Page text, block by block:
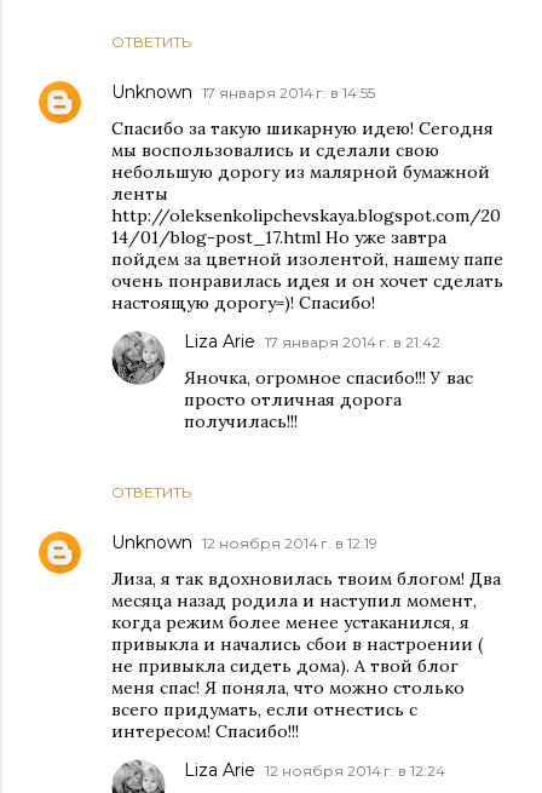
ОТВЕТИТЬ
Unknown 17 января 2014 г. в 14:55
Спасибо за такую шикарную идею! Сегодня
мы воспользовались и сделали свою
небольшую дорогу из малярной бумажной
ленты
http://oleksenkolipchevskaya.blogspot.com/20
14/01/blog-post_17.html Но уже завтра
пойдем за цветной изолентой, нашему папе
очень понравилась идея и он хочет сделать
настоящую дорогу=)! Спасибо!
ОТВЕТИТЬ
Liza Arie 17 января 2014 г. в 21:42
Яночка, огромное спасибо!!! У вас
просто отличная дорога
получилась!!!
Unknown 12 ноября 2014 г. в 12:19
Лиза, я так вдохновилась твоим блогом! Два
месяца назад родила и наступил момент,
когда режим более менее устаканился, я
привыкла и начались сбои в настроении (
не привыкла сидеть дома). А твой блог
меня спас! Я поняла, что можно столько
всего придумать, если отнестись с
интересом! Спасибо!!!
Liza Arie 12 ноября 2014 г. в 12:24